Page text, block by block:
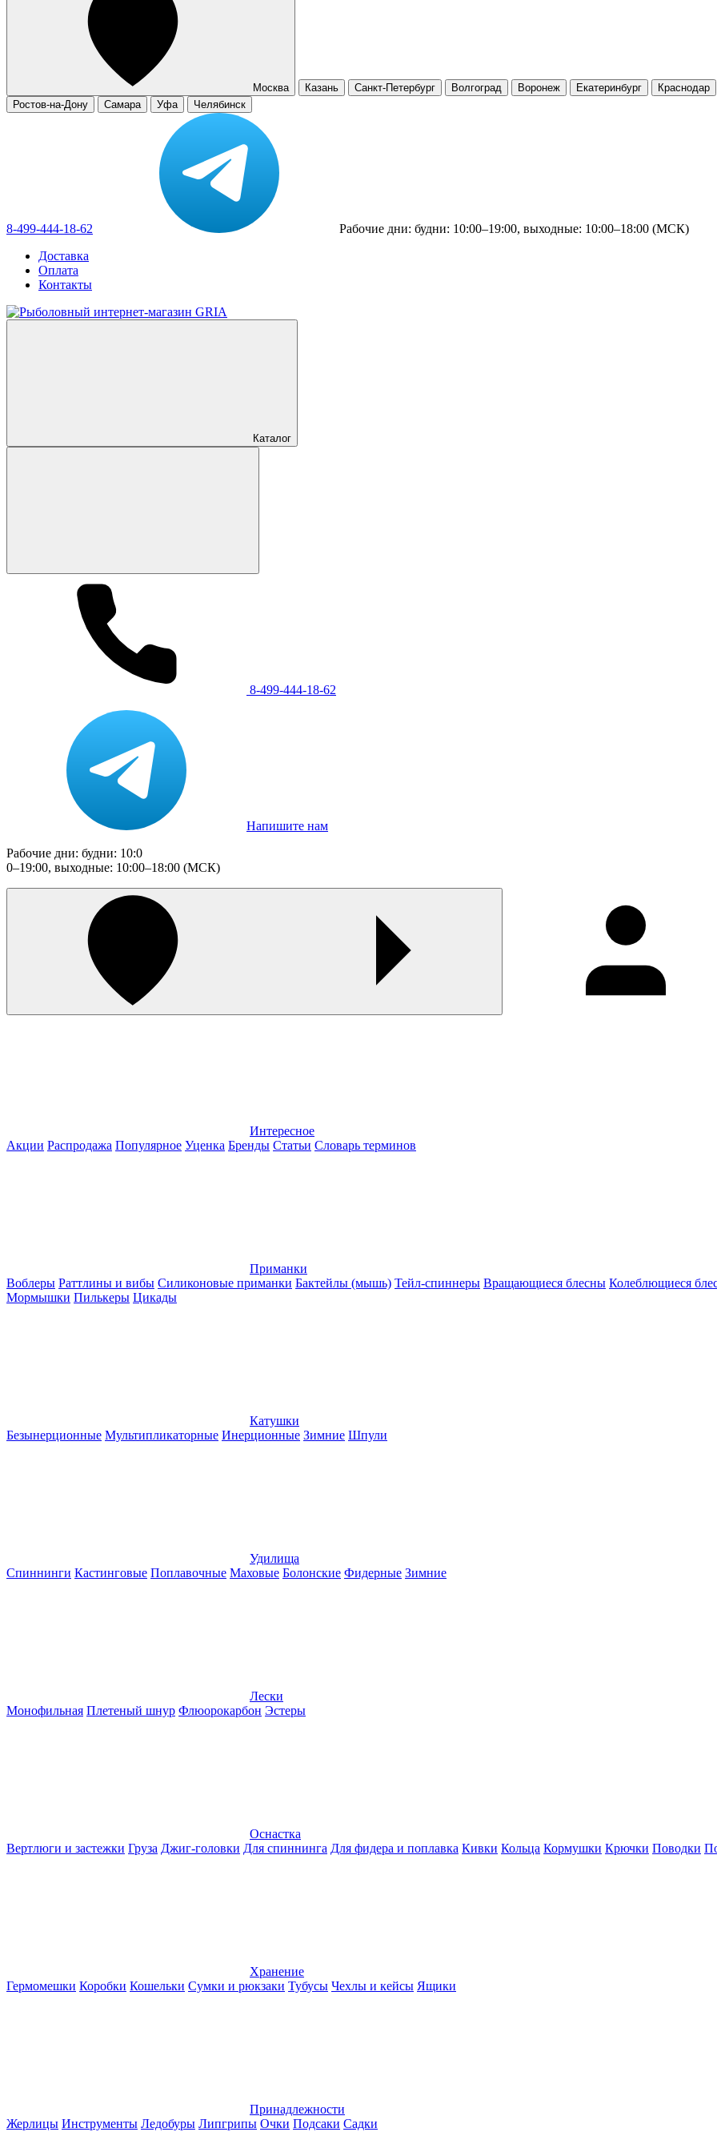
Москва Казань Санкт-Петербург Волгоград Воронеж Екатеринбург Краснодар
Ростов-на-Дону
Самара Уфа Челябинск
8-499-444-18-62
Рабочие дни: будни: 10:00–19:00, выходные: 10:00–18:00 (МСК)
Доставка
Оплата
Контакты
Каталог
8-499-444-18-62
Напишите нам
Рабочие дни: будни: 10:0
0–19:00, выходные: 10:00–18:00 (МСК)
Интересное
Акции Распродажа Популярное Уценка Бренды Статьи Словарь терминов
Приманки
Воблеры Раттлины и вибы Силиконовые приманки Бактейлы (мышь) Тейл-спиннеры Вращающиеся блесны Колеблющиеся
Мормышки Пилькеры Цикады
Катушки
Безынерционные Мультипликаторные Инерционные Зимние Шпули
Удилища
Спиннинги Кастинговые Поплавочные Маховые Болонские Фидерные Зимние
Лески
Монофильная Плетеный шнур Флюорокарбон Эстеры
Оснастка
Вертлюги и застежки Груза Джиг-головки Для спиннинга Для фидера и поплавка Кивки Кольца Кормушки Крючки Поводки
Хранение
Гермомешки Коробки Кошельки Сумки и рюкзаки Тубусы Чехлы и кейсы Ящики
Принадлежности
Жерлицы Инструменты Ледобуры Липгрипы Очки Подсаки Садки